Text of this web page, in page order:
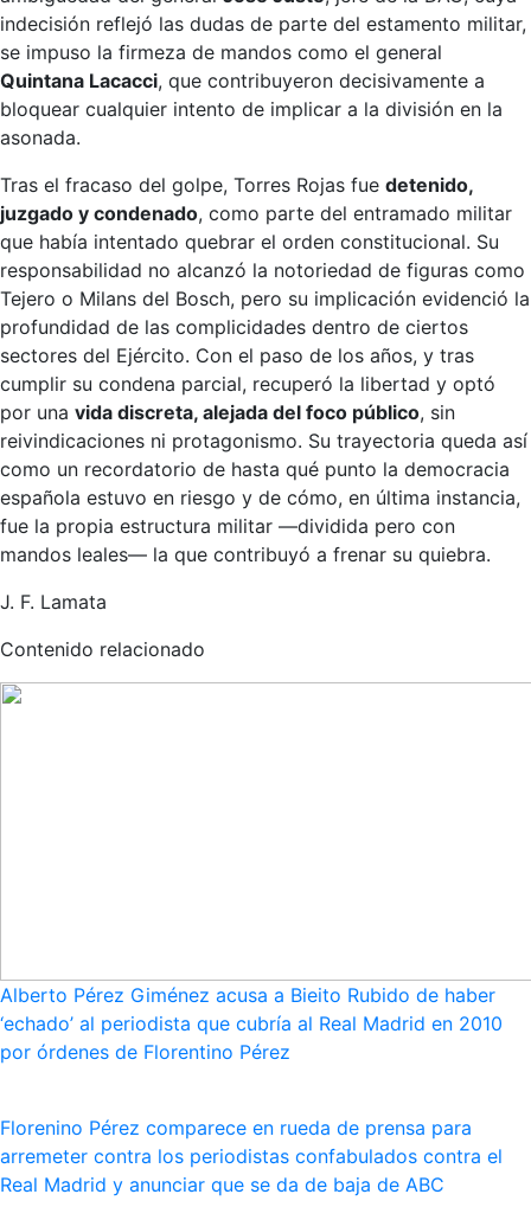
indecisión reflejó las dudas de parte del estamento militar,
se impuso la firmeza de mandos como el general
Quintana Lacacci, que contribuyeron decisivamente a
bloquear cualquier intento de implicar a la división en la
asonada.
Tras el fracaso del golpe, Torres Rojas fue detenido,
juzgado y condenado, como parte del entramado militar
que había intentado quebrar el orden constitucional. Su
responsabilidad no alcanzó la notoriedad de figuras como
Tejero o Milans del Bosch, pero su implicación evidenció la
profundidad de las complicidades dentro de ciertos
sectores del Ejército. Con el paso de los años, y tras
cumplir su condena parcial, recuperó la libertad y optó
por una vida discreta, alejada del foco público, sin
reivindicaciones ni protagonismo. Su trayectoria queda así
como un recordatorio de hasta qué punto la democracia
española estuvo en riesgo y de cómo, en última instancia,
fue la propia estructura militar —dividida pero con
mandos leales— la que contribuyó a frenar su quiebra.
J. F. Lamata
Contenido relacionado
Alberto Pérez Giménez acusa a Bieito Rubido de haber
‘echado’ al periodista que cubría al Real Madrid en 2010
por órdenes de Florentino Pérez
Florenino Pérez comparece en rueda de prensa para
arremeter contra los periodistas confabulados contra el
Real Madrid y anunciar que se da de baja de ABC